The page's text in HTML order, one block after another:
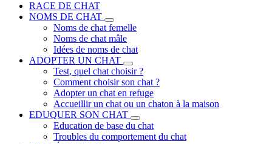
RACE DE CHAT
NOMS DE CHAT
Noms de chat femelle
Noms de chat mâle
Idées de noms de chat
ADOPTER UN CHAT
Test, quel chat choisir ?
Comment choisir son chat ?
Adopter un chat en refuge
Accueillir un chat ou un chaton à la maison
EDUQUER SON CHAT
Education de base du chat
Troubles du comportement du chat